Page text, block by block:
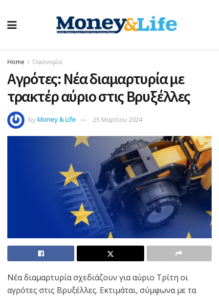
Home Οικονομία
Αγρότες: Νέα διαμαρτυρία με
τρακτέρ αύριο στις Βρυξέλλες
byMoney & Life 25 Μαρτίου 2024
Νέα διαμαρτυρία σχεδιάζουν για αύριο Τρίτη οι
αγρότες στις Βρυξέλλες. Εκτιμάται, σύμφωνα με τα